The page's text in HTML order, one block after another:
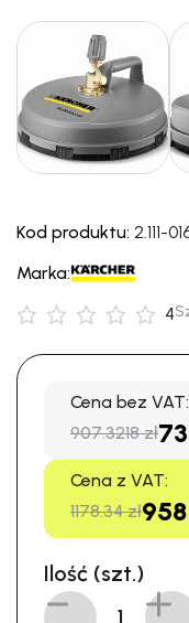
Kod produktu: 2.111-
Marka:
4
Cena bez VAT:
907.3218 zł
Cena z VAT:
1178.34 zł958
Ilość (szt.)